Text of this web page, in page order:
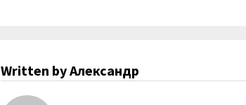
Written by Александр